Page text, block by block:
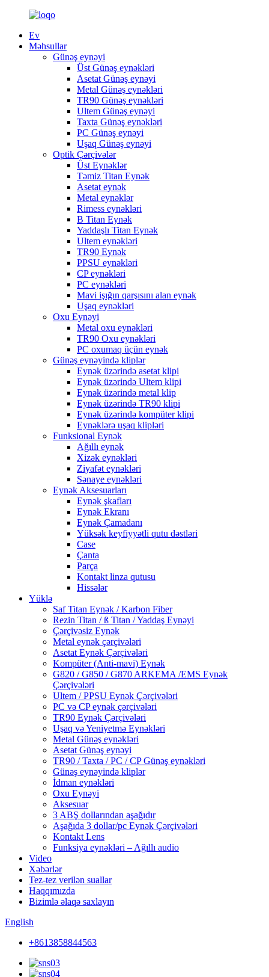
Ev
Məhsullar
Günəş eynəyi
Üst Günəş eynəkləri
Asetat Günəş eynəyi
Metal Günəş eynəkləri
TR90 Günəş eynəkləri
Ultem Günəş eynəyi
Taxta Günəş eynəkləri
PC Günəş eynəyi
Uşaq Günəş eynəyi
Optik Çərçivələr
Üst Eynəklər
Təmiz Titan Eynək
Asetat eynək
Metal eynəklər
Rimess eynəkləri
B Titan Eynək
Yaddaşlı Titan Eynək
Ultem eynəkləri
TR90 Eynək
PPSU eynəkləri
CP eynəkləri
PC eynəkləri
Mavi işığın qarşısını alan eynək
Uşaq eynəkləri
Oxu Eynəyi
Metal oxu eynəkləri
TR90 Oxu eynəkləri
PC oxumaq üçün eynək
Günəş eynəyində kliplər
Eynək üzərində asetat klipi
Eynək üzərində Ultem klipi
Eynək üzərində metal klip
Eynək üzərində TR90 klipi
Eynək üzərində kompüter klipi
Eynəklərə uşaq klipləri
Funksional Eynək
Ağıllı eynək
Xizək eynəkləri
Ziyafət eynəkləri
Sənaye eynəkləri
Eynək Aksesuarları
Eynək şkafları
Eynək Ekranı
Eynək Çamadanı
Yüksək keyfiyyətli qutu dəstləri
Case
Çanta
Parça
Kontakt linza qutusu
Hissələr
Yüklə
Saf Titan Eynək / Karbon Fiber
Rezin Titan / ß Titan / Yaddaş Eynəyi
Çərçivəsiz Eynək
Metal eynək çərçivələri
Asetat Eynək Çərçivələri
Kompüter (Anti-mavi) Eynək
G820 / G850 / G870 ARKEMA /EMS Eynək
Çərçivələri
Ultem / PPSU Eynək Çərçivələri
PC və CP eynək çərçivələri
TR90 Eynək Çərçivələri
Uşaq və Yeniyetmə Eynəkləri
Metal Günəş eynəkləri
Asetat Günəş eynəyi
TR90 / Taxta / PC / CP Günəş eynəkləri
Günəş eynəyində kliplər
İdman eynəkləri
Oxu Eynəyi
Aksesuar
3 ABŞ dollarından aşağıdır
Aşağıda 3 dollar/pc Eynək Çərçivələri
Kontakt Lens
Funksiya eynəkləri – Ağıllı audio
Video
Xəbərlər
Tez-tez verilən suallar
Haqqımızda
Bizimlə əlaqə saxlayın
English
+8613858844563